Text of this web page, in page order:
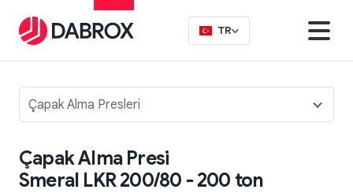
Çapak Alma Presleri
Çapak Alma Presi
Smeral LKR 200/80 - 200 ton